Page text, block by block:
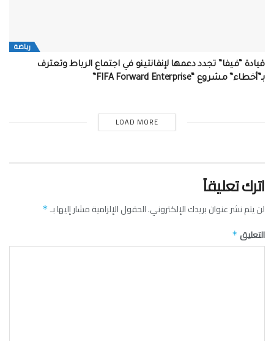
رياضة
قيادة “فيفا” تجدد دعمها لإنفانتينو في اجتماع الرباط وتعترف
بـ”أخطاء” مشروع “FIFA Forward Enterprise”
LOAD MORE
اترك تعليقاً
لن يتم نشر عنوان بريدك الإلكتروني.الحقول الإلزامية مشار إليها بـ*
التعليق *